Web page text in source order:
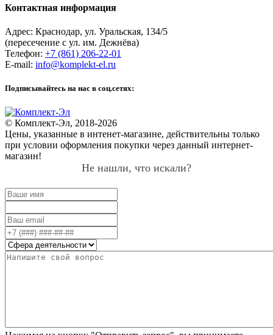
Контактная информация
Адрес: Краснодар, ул. Уральская, 134/5
(пересечение с ул. им. Дежнёва)
Телефон: +7 (861) 206-22-01
E-mail: info@komplekt-el.ru
Подписывайтесь на нас в соц.сетях:
© Комплект-Эл, 2018-2026
Цены, указанные в интенет-магазине, действительны только
при условии оформления покупки через данный интернет-
магазин!
Не нашли, что искали?